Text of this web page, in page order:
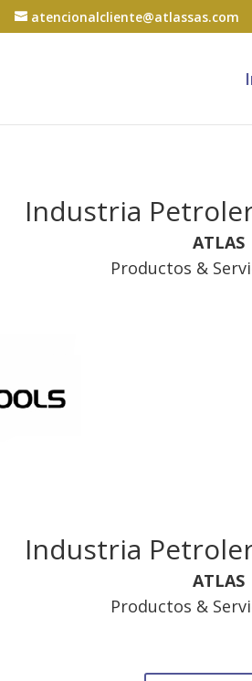
atencionalcliente@atlassas.com
Industria
ATLAS
Productos &
Industria
ATLAS
Productos &